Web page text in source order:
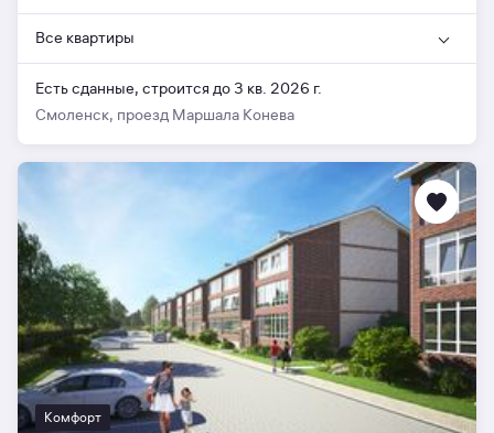
Все квартиры
Есть сданные, строится до 3 кв. 2026 г.
Смоленск, проезд Маршала Конева
Комфорт